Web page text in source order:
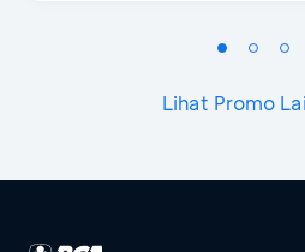
Lihat Promo